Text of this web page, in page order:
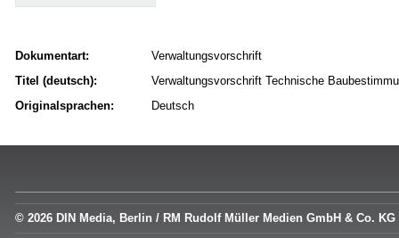
Dokumentart:
Verwaltungsvorschrift
Titel (deutsch):
Verwaltungsvorschrift Technische
Originalsprachen:
Deutsch
© 2026 DIN Media, Berlin / RM Rudolf Müller Medien GmbH & Co. KG